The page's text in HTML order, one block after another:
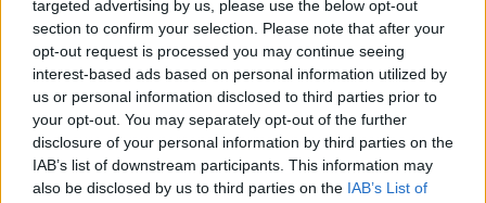
targeted advertising by us, please use the below opt-out
section to confirm your selection. Please note that after your
opt-out request is processed you may continue seeing
interest-based ads based on personal information utilized by
us or personal information disclosed to third parties prior to
your opt-out. You may separately opt-out of the further
disclosure of your personal information by third parties on the
IAB’s list of downstream participants. This information may
also be disclosed by us to third parties on the IAB’s List of